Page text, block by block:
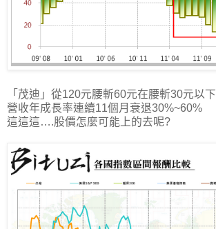
「茂迪」從120元腰斬60元在腰斬30元以下
營收年成長率連續11個月衰退30%~60%
這這這….股價怎麼可能上的去呢?